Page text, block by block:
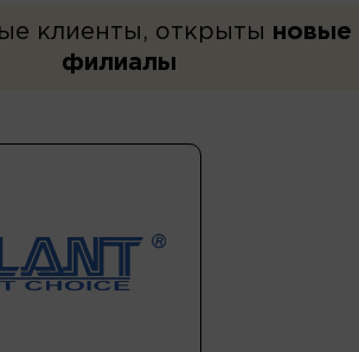
клиенты, открыты новые
филиалы